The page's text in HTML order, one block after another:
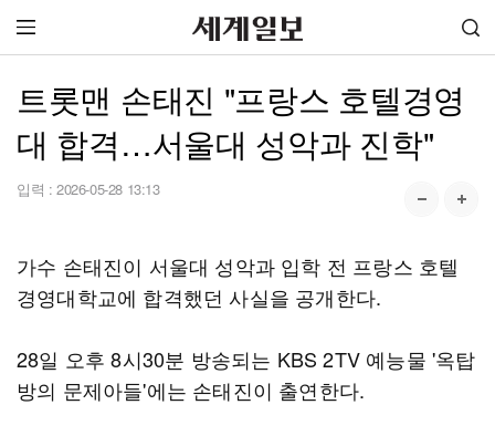
트롯맨 손태진 "프랑스 호텔경영
대 합격…서울대 성악과 진학"
입력 : 2026-05-28 13:13
가수 손태진이 서울대 성악과 입학 전 프랑스 호텔
경영대학교에 합격했던 사실을 공개한다.
28일 오후 8시30분 방송되는 KBS 2TV 예능물 '옥탑
방의 문제아들'에는 손태진이 출연한다.